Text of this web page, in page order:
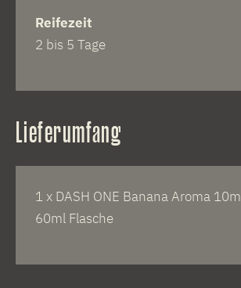
Reifezeit
2 bis 5 Tage
Lieferumfang
1 x DASH ONE Banana Aroma
60ml Flasche